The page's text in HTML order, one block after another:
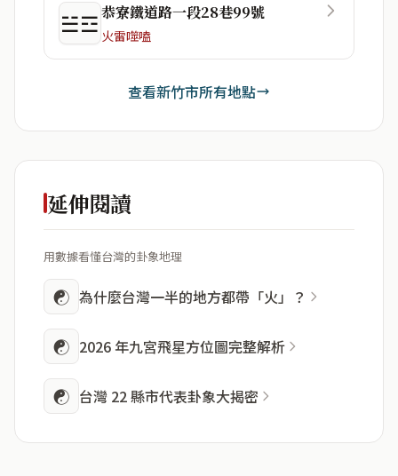
☱☲恭寮鐵道路一段28巷99號
火雷噬嗑
查看新竹市所有地點
延伸閱讀
用數據看懂台灣的卦象地理
☯ 為什麼台灣一半的地方都帶「火」？
☯ 2026 年九宮飛星方位圖完整解析
☯ 台灣 22 縣市代表卦象大揭密